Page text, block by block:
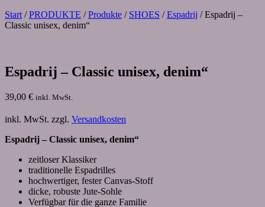
Start /PRODUKTE /Produkte / SHOES /Espadrij / Espadrij –
Classic unisex, denim“
Espadrij – Classic unisex, denim“
39,00 € inkl. MwSt.
inkl. MwSt. zzgl. Versandkosten
Espadrij – Classic unisex, denim“
zeitloser Klassiker
traditionelle Espadrilles
hochwertiger, fester Canvas-Stoff
dicke, robuste Jute-Sohle
Verfügbar für die ganze Familie